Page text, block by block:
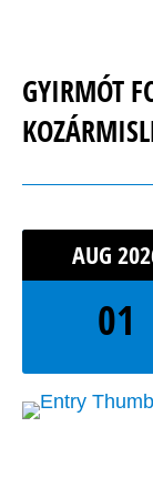
GYIRMÓT
AUG
01